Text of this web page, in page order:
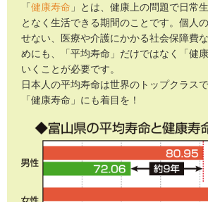
「健康寿命 」とは、健康上の問題で日常
となく生活できる期間のことです。個人
せない、医療や介護にかかる社会保障費
めにも、「平均寿命」だけではなく「健
いくことが必要です。
日本人の平均寿命は世界のトップクラス
「健康寿命」にも着目を！